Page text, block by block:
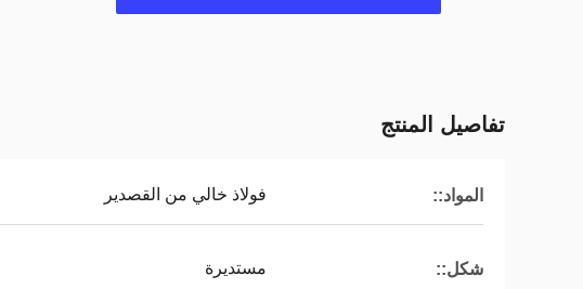
تفاصيل المنتج
المواد:: فولاذ خالي من القصدير
شكل:: مستديرة